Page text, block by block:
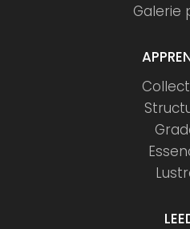
Galerie